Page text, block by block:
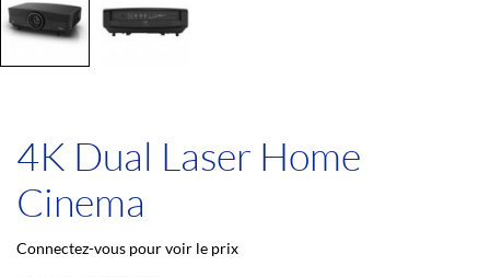
4K Dual Laser Home
Cinema
Connectez-vous pour voir le prix